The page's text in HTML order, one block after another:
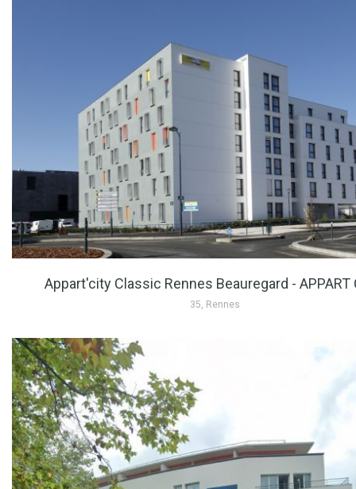
Appart'city Classic Rennes Beauregard - APPART
35, Rennes